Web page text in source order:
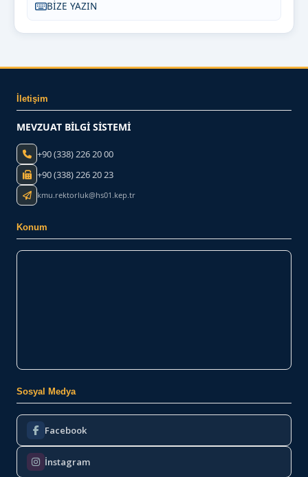
BİZE YAZIN
İletişim
MEVZUAT BİLGİ SİSTEMİ
+90 (338) 226 20 00
+90 (338) 226 20 23
kmu.rektorluk@hs01.kep.tr
Konum
Sosyal Medya
Facebook
İnstagram